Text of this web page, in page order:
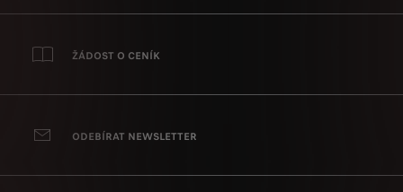
ŽÁDOST O CENÍK
ODEBÍRAT NEWSLETTER